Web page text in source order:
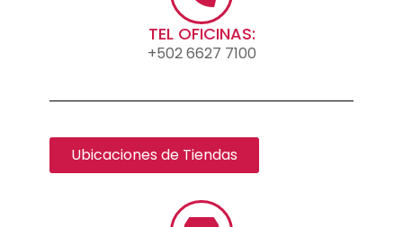
TEL OFICINAS:
+502 6627 7100
Ubicaciones de Tiendas